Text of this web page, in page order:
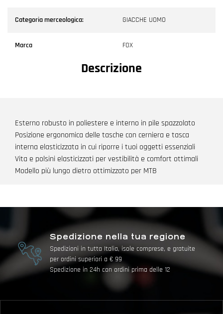
Categoria merceologica: GIACCHE UOMO
Marca FOX
Descrizione
Esterno robusto in poliestere e interno in pile spazzolato
Posizione ergonomica delle tasche con cerniera e tasca
interna elasticizzata in cui riporre i tuoi oggetti essenziali
Vita e polsini elasticizzati per vestibilità e comfort ottimali
Modello più lungo dietro ottimizzato per MTB
Spedizione nella tua regione
Spedizioni in tutta Italia, isole comprese, e gratuite
per ordini superiori a € 99
Spedizione in 24h con ordini prima delle 12